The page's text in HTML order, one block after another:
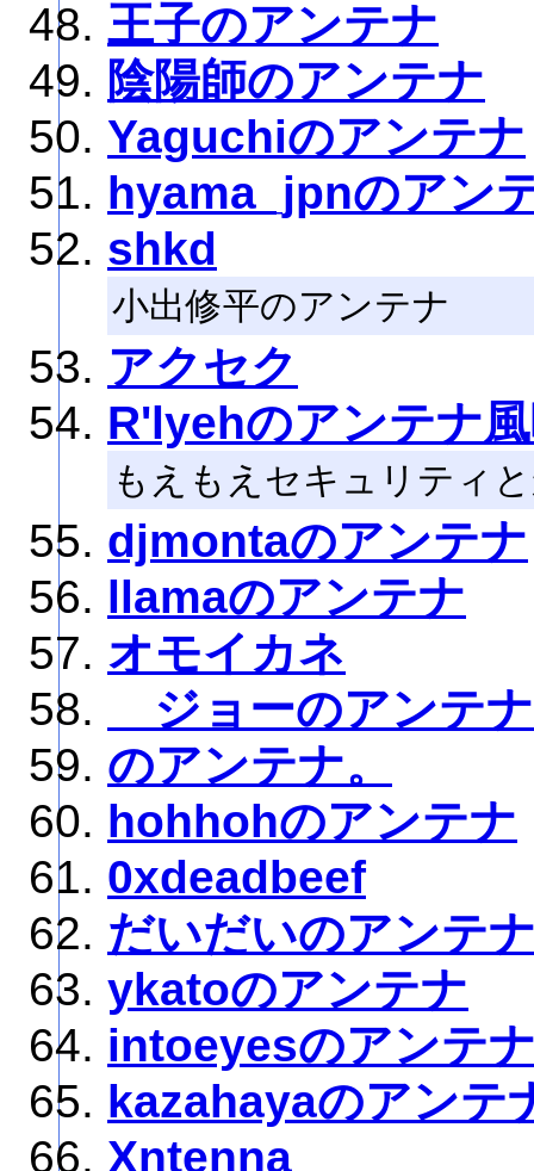
王子のアンテナ
陰陽師のアンテナ
Yaguchiのアンテナ
hyama_jpnのアン
shkd
小出修平のアンテナ
アクセク
R'lyehのアンテナ
もえもえセキュリティ
djmontaのアンテナ
llamaのアンテナ
オモイカネ
ジョーのアンテナ
のアンテナ。
hohhohのアンテナ
0xdeadbeef
だいだいのアンテ
ykatoのアンテナ
intoeyesのアンテ
kazahayaのアンテ
Xntenna